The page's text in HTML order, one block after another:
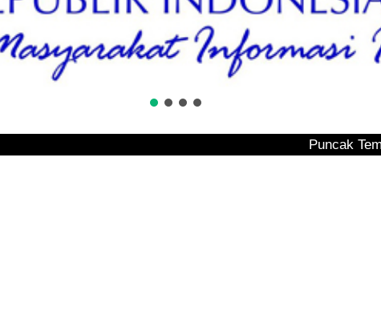
Puncak Tembesi Bak